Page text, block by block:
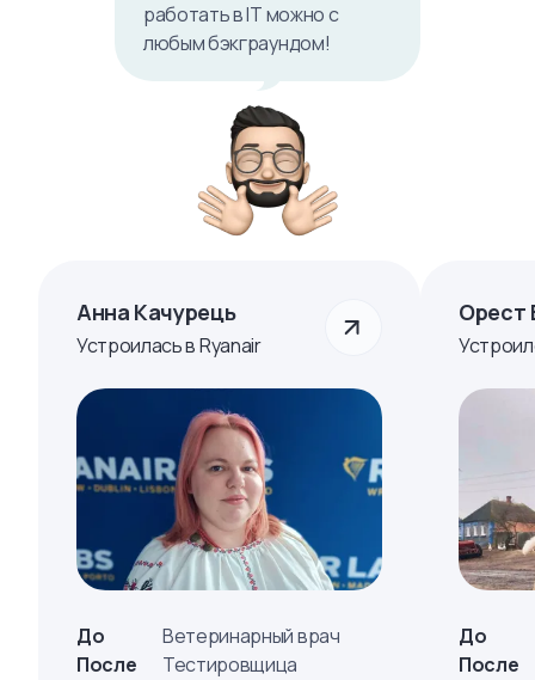
работать в IТ можно с
любым бэкграундом!
Анна Качурець
Устроилась в Ryanair
До
Ветеринарный врач
После
Тестировщица
Орест
До
После